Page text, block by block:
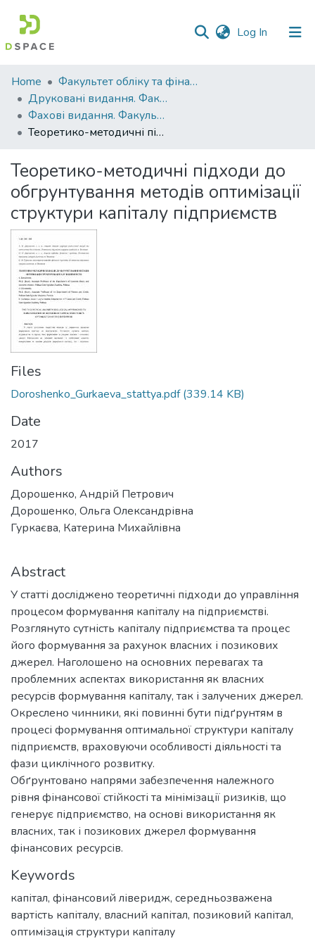
Log In (current)
Communities
&
Collections
All of DSpace
Statistics
Home
Факультет обліку та фінансів
Друковані видання. Факультет обліку та фінансів
Фахові видання. Факультет обліку та фінансів
Теоретико-методичні підходи до обгрунтування методів оптимізації структури капіталу підприємств
Теоретико-методичні підходи до
обгрунтування методів оптимізації
структури капіталу підприємств
Files
Doroshenko_Gurkaeva_stattya.pdf(339.14 KB)
Date
2017
Authors
Дорошенко, Андрій Петрович
Дорошенко, Ольга Олександрівна
Гуркаєва, Катерина Михайлівна
Abstract
У статті досліджено теоретичні підходи до управління
процесом формування капіталу на підприємстві.
Розглянуто сутність капіталу підприємства та процес
його формування за рахунок власних і позикових
джерел. Наголошено на основних перевагах та
проблемних аспектах використання як власних
ресурсів формування капіталу, так і залучених джерел.
Окреслено чинники, які повинні бути підґрунтям в
процесі формування оптимальної структури капіталу
підприємств, враховуючи особливості діяльності та
фази циклічного розвитку.
Обґрунтовано напрями забезпечення належного
рівня фінансової стійкості та мінімізації ризиків, що
генерує підприємство, на основі використання як
власних, так і позикових джерел формування
фінансових ресурсів.
Keywords
капітал, фінансовий ліверидж, середньозважена
вартість капіталу, власний капітал, позиковий капітал,
оптимізація структури капіталу